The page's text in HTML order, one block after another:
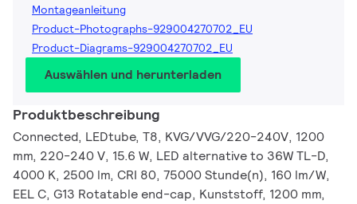
Montageanleitung
Product-Photographs-929004270702_EU
Product-Diagrams-929004270702_EU
Auswählen und herunterladen
Produktbeschreibung
Connected, LEDtube, T8, KVG/VVG/220-240V, 1200
mm, 220-240 V, 15.6 W, LED alternative to 36W TL-D,
4000 K, 2500 lm, CRI 80, 75000 Stunde(n), 160 lm/W,
EEL C, G13 Rotatable end-cap, Kunststoff, 1200 mm,